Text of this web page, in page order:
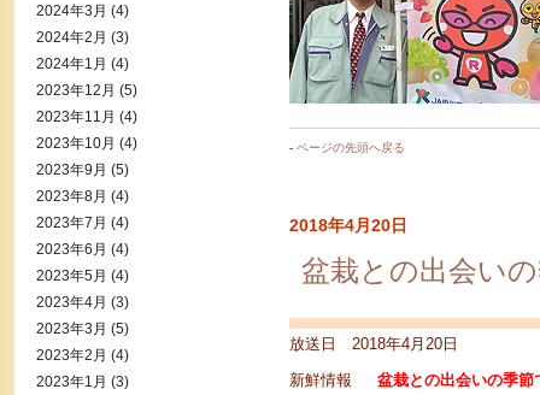
- ページの先頭へ戻る
2018年4月20日
盆栽との出会い
放送日 2018年4月20日
新鮮情報
盆栽との出会いの季節
2024年3月 (4)
2024年2月 (3)
2024年1月 (4)
2023年12月 (5)
2023年11月 (4)
2023年10月 (4)
2023年9月 (5)
2023年8月 (4)
2023年7月 (4)
2023年6月 (4)
2023年5月 (4)
2023年4月 (3)
2023年3月 (5)
2023年2月 (4)
2023年1月 (3)